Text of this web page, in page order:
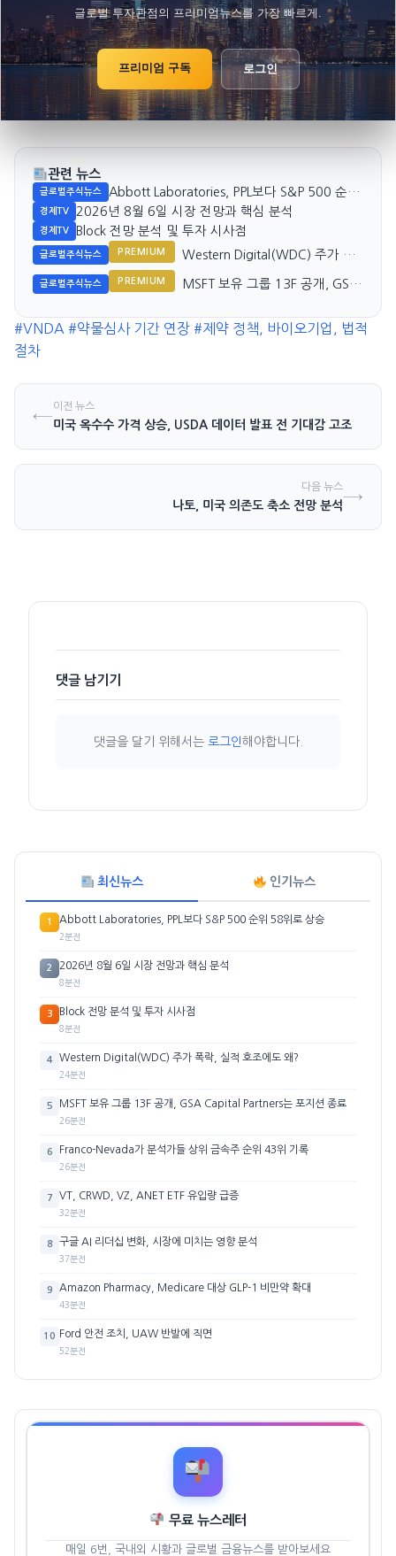
글로벌 투자관점의 프리미엄뉴스를 가장 빠르게.
프리미엄 구독 로그인
관련 뉴스
글로벌주식뉴스
Abbott Laboratories, PPL보다 S&P 500 순위
58위로 상승
경제TV 2026년 8월 6일 시장 전망과 핵심 분석
경제TV Block 전망 분석 및 투자 시사점
글로벌주식뉴스 PREMIUM
Western Digital(WDC) 주가 폭
글로벌주식뉴스 PREMIUM
MSFT 보유 그룹 13F 공개, GSA
#VNDA #약물심사 기간 연장 #제약 정책, 바이오기업, 법적
절차
←이전 뉴스
미국 옥수수 가격 상승, USDA 데이터 발표 전 기대감 고조
다음 뉴스
나토, 미국 의존도 축소 전망 분석→
댓글 남기기
댓글을 달기 위해서는 로그인 해야합니다.
최신뉴스 인기뉴스
1 Abbott Laboratories, PPL보다 S&P 500 순위 58위로 상승
2분전
2 2026년 8월 6일 시장 전망과 핵심 분석
8분전
3 Block 전망 분석 및 투자 시사점
8분전
4 Western Digital(WDC) 주가 폭락, 실적 호조에도 왜?
24분전
5 MSFT 보유 그룹 13F 공개, GSA Capital Partners는 포지션 종료
26분전
6 Franco-Nevada가 분석가들 상위 금속주 순위 43위 기록
26분전
7 VT, CRWD, VZ, ANET ETF 유입량 급증
32분전
8 구글 AI 리더십 변화, 시장에 미치는 영향 분석
37분전
9 Amazon Pharmacy, Medicare 대상 GLP-1 비만약 확대
43분전
10 Ford 안전 조치, UAW 반발에 직면
52분전
무료 뉴스레터
매일 6번, 국내외 시황과 글로벌 금융뉴스를 받아보세요